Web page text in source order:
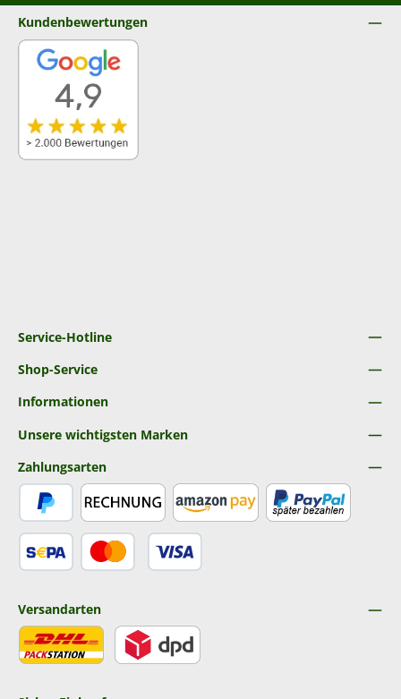
Service-Hotline
Shop-Service
Informationen
Unsere wichtigsten Marken
Kundenbewertungen
Zahlungsarten
Versandarten